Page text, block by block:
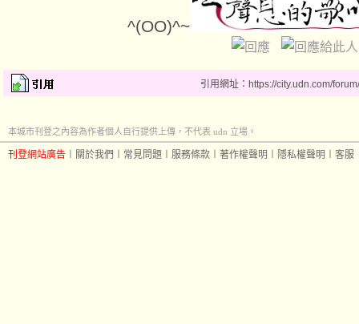
^(OO)^~
引用網址：https://city.udn.com/
本城市刊登之內容為作者個人自行提供上傳，不代表 udn 立場。
刊登網站廣告 關於我們 常見問題 服務條款 著作權聲明 隱私權聲明 客服